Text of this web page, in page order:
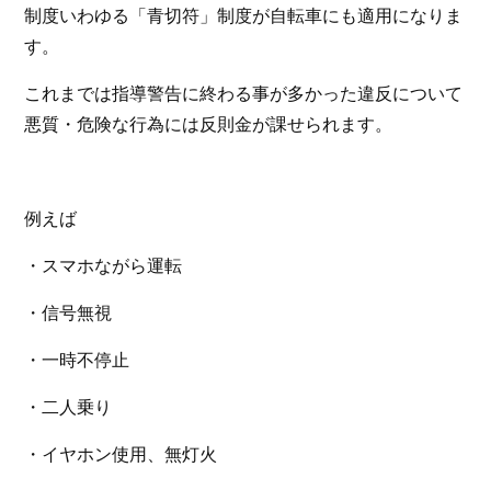
制度いわゆる「青切符」制度が自転車にも適用になりま
す。
これまでは指導警告に終わる事が多かった違反について
悪質・危険な行為には反則金が課せられます。
例えば
・スマホながら運転
・信号無視
・一時不停止
・二人乗り
・イヤホン使用、無灯火